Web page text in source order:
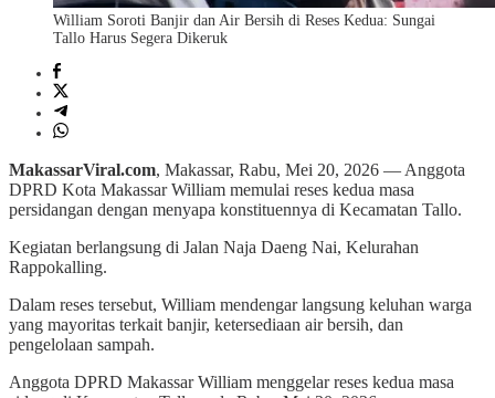
William Soroti Banjir dan Air Bersih di Reses Kedua: Sungai
Tallo Harus Segera Dikeruk
MakassarViral.com, Makassar, Rabu, Mei 20, 2026 — Anggota
DPRD Kota Makassar William memulai reses kedua masa
persidangan dengan menyapa konstituennya di Kecamatan Tallo.
Kegiatan berlangsung di Jalan Naja Daeng Nai, Kelurahan
Rappokalling.
Dalam reses tersebut, William mendengar langsung keluhan warga
yang mayoritas terkait banjir, ketersediaan air bersih, dan
pengelolaan sampah.
Anggota DPRD Makassar William menggelar reses kedua masa